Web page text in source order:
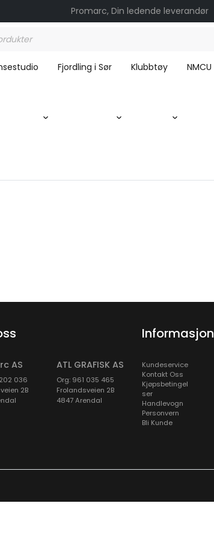
Promarc, Din ledende leverandør
Fjordling i Sør Klubbtøy NMCU
AS
036
2B
ATL GRAFISK AS
Org: 961 035 465
Frolandsveien 2B
4847 Arendal
Informasjon
Kundeservice
Kontakt Oss
Kjøpsbetingel
Ser
Handlevogn
Personvern
Bli Kunde